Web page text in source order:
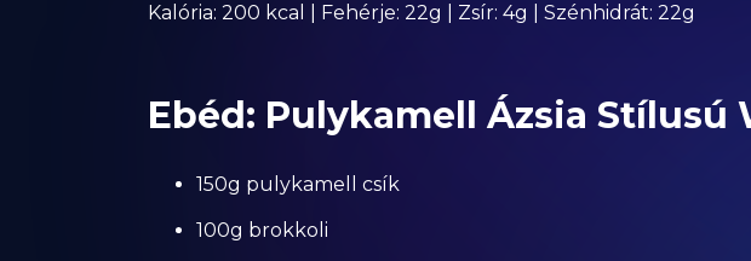
Kalória: 200 kcal | Fehérje: 22g | Zsír: 4g | Szénhidrát: 22g
Ebéd: Pulykamell Ázsia Stílusú
150g pulykamell csík
100g brokkoli